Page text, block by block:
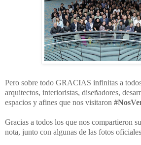
Pero sobre todo GRACIAS infinitas a
arquitectos, interioristas, diseñadores,
espacios y afines que nos visitaron
Gracias a todos los que nos compartieron
nota, junto con algunas de las fotos